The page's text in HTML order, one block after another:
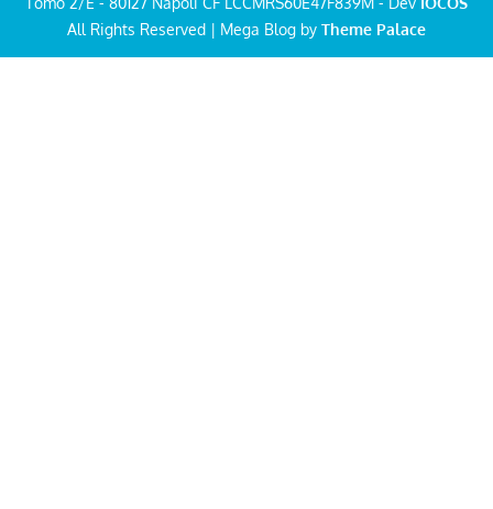
All Rights Reserved | Mega Blog by Theme Palace